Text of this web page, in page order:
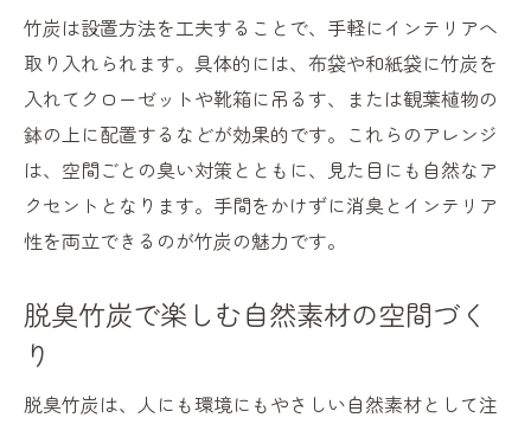
竹炭は設置方法を工夫することで、手軽にインテリアへ
取り入れられます。具体的には、布袋や和紙袋に竹炭を
入れてクローゼットや靴箱に吊るす、または観葉植物の
鉢の上に配置するなどが効果的です。これらのアレンジ
は、空間ごとの臭い対策とともに、見た目にも自然なア
クセントとなります。手間をかけずに消臭とインテリア
性を両立できるのが竹炭の魅力です。
脱臭竹炭で楽しむ自然素材の空間づく
り
脱臭竹炭は、人にも環境にもやさしい自然素材として注